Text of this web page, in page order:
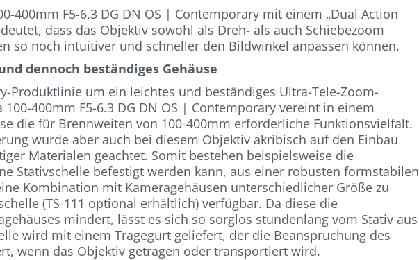
400mm F5-6,3 DG DN OS | Contemporary mit einem „Dual Action
dass das Objektiv sowohl als Dreh- als auch Schiebezoom
so noch intuitiver und schneller den Bildwinkel anpassen können.
dennoch beständiges Gehäuse
Produktlinie um ein leichtes und beständiges Ultra-Tele-Zoom-
100-400mm F5-6.3 DG DN OS | Contemporary vereint in einem
die für Brennweiten von 100-400mm erforderliche Funktionsvielfalt.
wurde aber auch bei diesem Objektiv akribisch auf den Einbau
Materialen geachtet. Somit bestehen beispielsweise die
Stativschelle befestigt werden kann, aus einer robusten formstabilen
Kombination mit Kameragehäusen unterschiedlicher Größe zu
(TS-111 optional erhältlich) verfügbar. Da diese die
mindert, lässt es sich so sorglos stundenlang vom Stativ aus
wird mit einem Tragegurt geliefert, der die Beanspruchung des
wenn das Objektiv getragen oder transportiert wird.